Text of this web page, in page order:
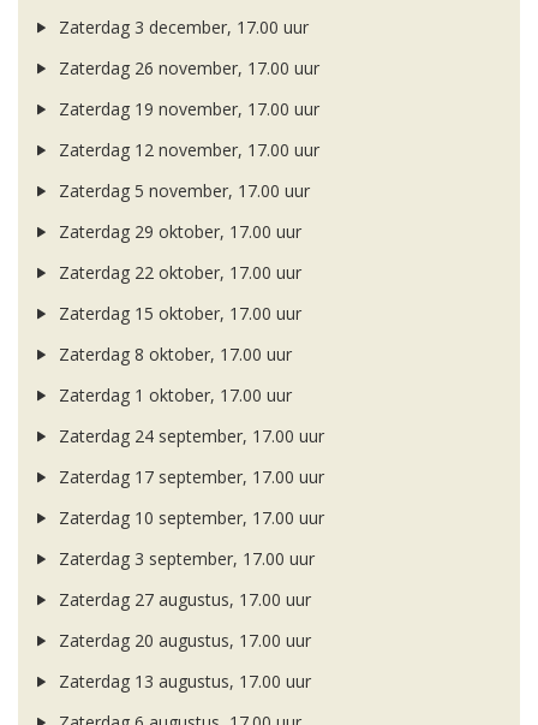
Zaterdag 3 december, 17.00 uur
Zaterdag 26 november, 17.00 uur
Zaterdag 19 november, 17.00 uur
Zaterdag 12 november, 17.00 uur
Zaterdag 5 november, 17.00 uur
Zaterdag 29 oktober, 17.00 uur
Zaterdag 22 oktober, 17.00 uur
Zaterdag 15 oktober, 17.00 uur
Zaterdag 8 oktober, 17.00 uur
Zaterdag 1 oktober, 17.00 uur
Zaterdag 24 september, 17.00 uur
Zaterdag 17 september, 17.00 uur
Zaterdag 10 september, 17.00 uur
Zaterdag 3 september, 17.00 uur
Zaterdag 27 augustus, 17.00 uur
Zaterdag 20 augustus, 17.00 uur
Zaterdag 13 augustus, 17.00 uur